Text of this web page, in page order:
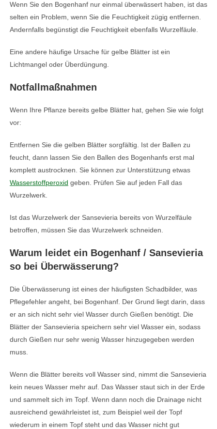
Wenn Sie den Bogenhanf nur einmal überwässert haben, ist das
selten ein Problem, wenn Sie die Feuchtigkeit zügig entfernen.
Andernfalls begünstigt die Feuchtigkeit ebenfalls Wurzelfäule.
Eine andere häufige Ursache für gelbe Blätter ist ein
Lichtmangel oder Überdüngung.
Notfallmaßnahmen
Wenn Ihre Pflanze bereits gelbe Blätter hat, gehen Sie wie folgt
vor:
Entfernen Sie die gelben Blätter sorgfältig. Ist der Ballen zu
feucht, dann lassen Sie den Ballen des Bogenhanfs erst mal
komplett austrocknen. Sie können zur Unterstützung etwas
Wasserstoffperoxid geben. Prüfen Sie auf jeden Fall das
Wurzelwerk.
Ist das Wurzelwerk der Sansevieria bereits von Wurzelfäule
betroffen, müssen Sie das Wurzelwerk schneiden.
Warum leidet ein Bogenhanf / Sansevieria
so bei Überwässerung?
Die Überwässerung ist eines der häufigsten Schadbilder, was
Pflegefehler angeht, bei Bogenhanf. Der Grund liegt darin, dass
er an sich nicht sehr viel Wasser durch Gießen benötigt. Die
Blätter der Sansevieria speichern sehr viel Wasser ein, sodass
durch Gießen nur sehr wenig Wasser hinzugegeben werden
muss.
Wenn die Blätter bereits voll Wasser sind, nimmt die Sansevieria
kein neues Wasser mehr auf. Das Wasser staut sich in der Erde
und sammelt sich im Topf. Wenn dann noch die Drainage nicht
ausreichend gewährleistet ist, zum Beispiel weil der Topf
wiederum in einem Topf steht und das Wasser nicht gut